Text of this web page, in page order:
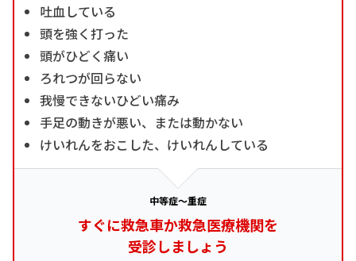
吐血している
頭を強く打った
頭がひどく痛い
ろれつが回らない
我慢できないひどい痛み
手足の動きが悪い、または動かない
けいれんをおこした、けいれんしている
中等症～重症
すぐに救急車か救急医療機関を
受診しましょう